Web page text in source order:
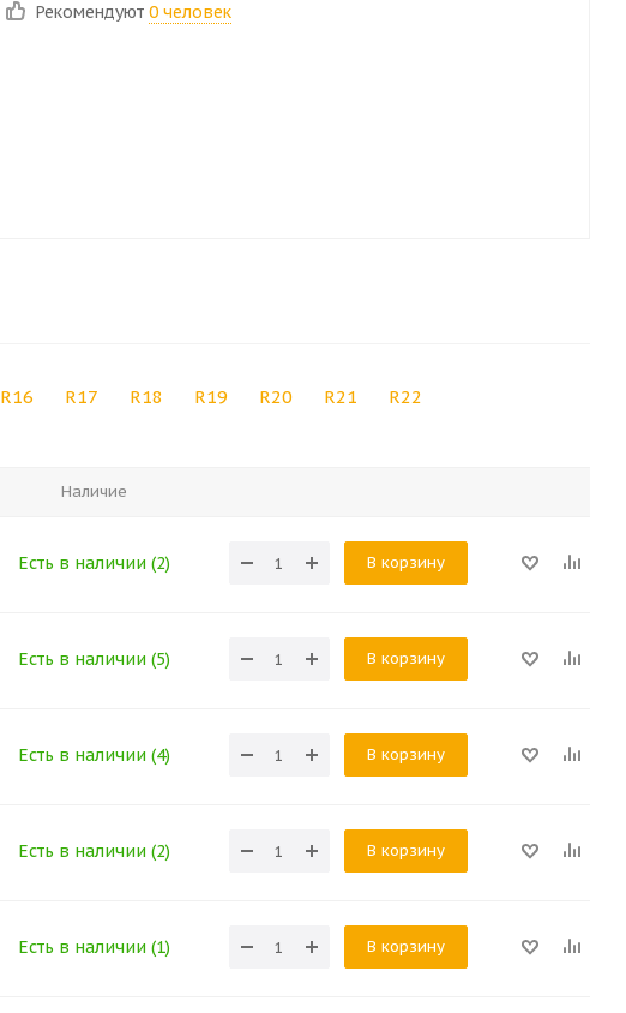
Рекомендуют 0 человек
R16 R17 R18 R19 R20 R21 R22
Наличие
Есть в наличии (2) В корзину
Есть в наличии (5) В корзину
Есть в наличии (4) В корзину
Есть в наличии (2) В корзину
Есть в наличии (1) В корзину